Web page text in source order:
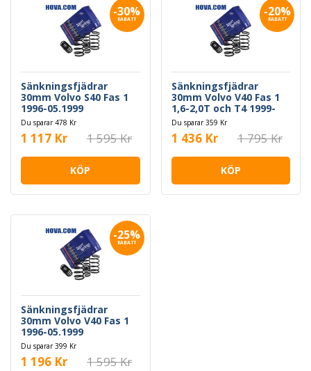
-30%
RABATT
Sänkningsfjädrar
30mm Volvo S40 Fas 1
1996-05.1999
Du sparar 478 Kr
1 117 Kr 1 595 Kr
KÖP
-20%
RABATT
Sänkningsfjädrar
30mm Volvo V40 Fas 1
1,6-2,0T och T4 1999-
2000
Du sparar 359 Kr
1 436 Kr 1 795 Kr
KÖP
-25%
RABATT
Sänkningsfjädrar
30mm Volvo V40 Fas 1
1996-05.1999
Du sparar 399 Kr
1 196 Kr 1 595 Kr